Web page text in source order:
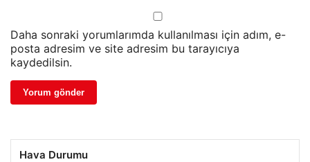
Daha sonraki yorumlarımda kullanılması için adım, e-
posta adresim ve site adresim bu tarayıcıya
kaydedilsin.
Hava Durumu